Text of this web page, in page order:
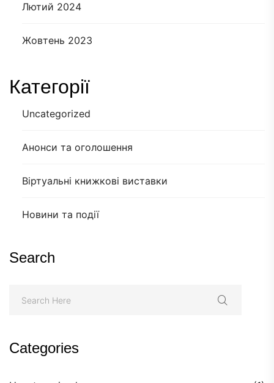
Лютий 2024
Жовтень 2023
Категорії
Uncategorized
Анонси та оголошення
Віртуальні книжкові виставки
Новини та події
Search
Categories